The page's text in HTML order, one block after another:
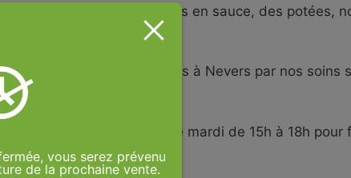
des soupes, des plats en sauce, des potées,
des légumes bio cultivés à Nevers par nos soins
l’exploitation sera ouverte mardi de 15h à 18h pour
vous serez prévenu
de la prochaine vente.